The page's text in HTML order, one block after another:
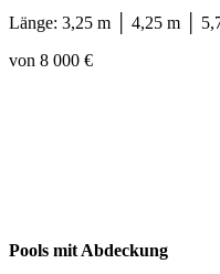
Länge: 3,25 m │ 4,25 m │
von 8 000 €
Pools mit Abdeckung